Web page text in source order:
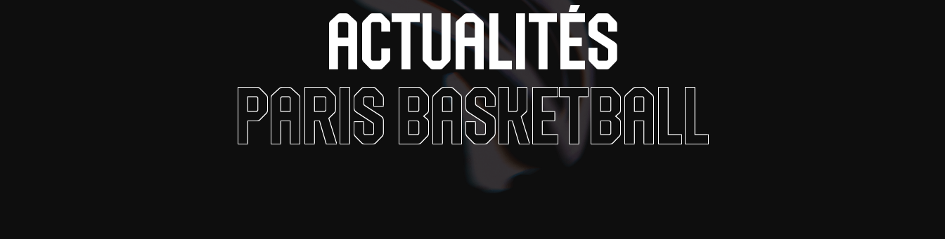
Effectif
Camps
ON RECRUTE
Contact
Offres Hospitalités Adidas Arena
Accès et informations
Partenaires
Actualités
Paris Basketball